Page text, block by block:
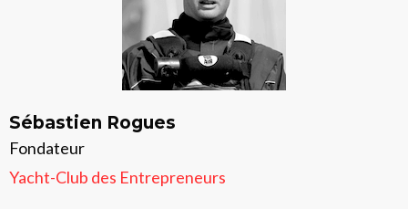
Sébastien Rogues
Fondateur
Yacht-Club des Entrepreneurs